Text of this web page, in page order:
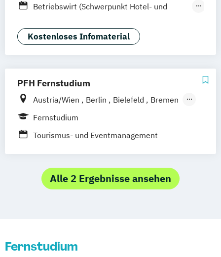
Mannheim
Wertheim Wien
Frankfurt am Main Hamm Zürich
Betriebswirt (Schwerpunkt Hotel- und
Betriebswirtschaft und Hotelmanagement
Kostenloses Infomaterial
PFH Fernstudium
Austria/Wien Berlin Bielefeld
Bremen
Dortmund
Hamburg
Hannover
Kaiserslautern/Kusel Kiel Leipzig
Ludwigshafen/Diez München Nürnberg
Online-Fernstudium Regensburg Stade
Fernstudium
Tourismus- und Eventmanagement
Alle 2 Ergebnisse ansehen
Fernstudium